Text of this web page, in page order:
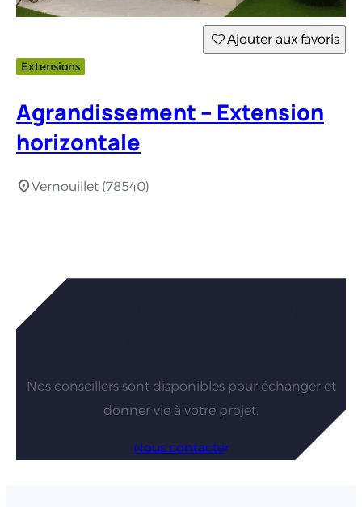
Ajouter aux favoris
Extensions
Agrandissement – Extension
horizontale
Vernouillet (78540)
Vous êtes intéressés par nos
Nos conseillers sont disponibles pour échanger et
donner vie à votre projet.
Nous contacter